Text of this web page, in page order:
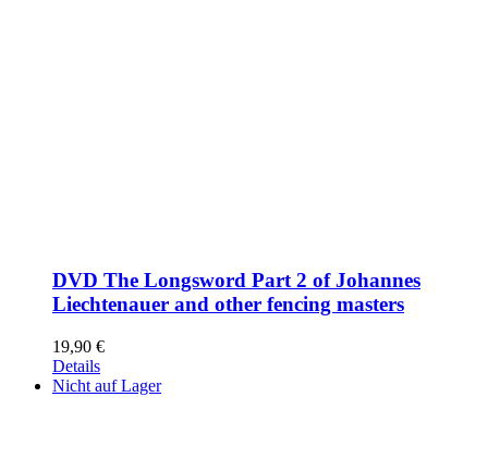
DVD The Longsword Part 2 of Johannes
Liechtenauer and other fencing masters
19,90 €
Details
Nicht auf Lager